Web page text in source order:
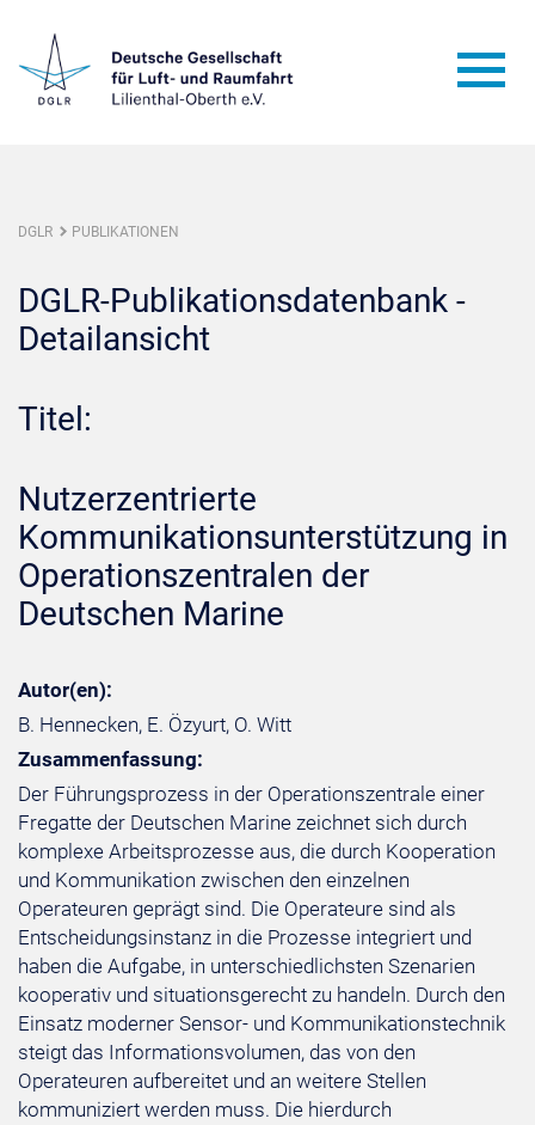
DGLR PUBLIKATIONEN
DGLR-Publikationsdatenbank -
Detailansicht
Titel:
Nutzerzentrierte
Kommunikationsunterstützung in
Operationszentralen der
Deutschen Marine
Autor(en):
B. Hennecken, E. Özyurt, O. Witt
Zusammenfassung:
Der Führungsprozess in der Operationszentrale einer
Fregatte der Deutschen Marine zeichnet sich durch
komplexe Arbeitsprozesse aus, die durch Kooperation
und Kommunikation zwischen den einzelnen
Operateuren geprägt sind. Die Operateure sind als
Entscheidungsinstanz in die Prozesse integriert und
haben die Aufgabe, in unterschiedlichsten Szenarien
kooperativ und situationsgerecht zu handeln. Durch den
Einsatz moderner Sensor- und Kommunikationstechnik
steigt das Informationsvolumen, das von den
Operateuren aufbereitet und an weitere Stellen
kommuniziert werden muss. Die hierdurch